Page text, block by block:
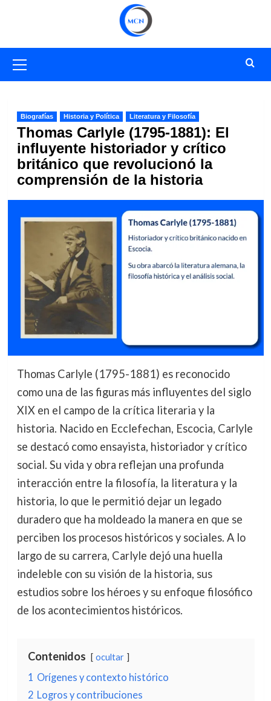
primario
Biografías Historia y Política Literatura y Filosofía
Thomas Carlyle (1795-1881): El
influyente historiador y crítico
británico que revolucionó la
comprensión de la historia
Thomas Carlyle (1795-1881) es reconocido
como una de las figuras más influyentes del siglo
XIX en el campo de la crítica literaria y la
historia. Nacido en Ecclefechan, Escocia, Carlyle
se destacó como ensayista, historiador y crítico
social. Su vida y obra reflejan una profunda
interacción entre la filosofía, la literatura y la
historia, lo que le permitió dejar un legado
duradero que ha moldeado la manera en que se
perciben los procesos históricos y sociales. A lo
largo de su carrera, Carlyle dejó una huella
indeleble con su visión de la historia, sus
estudios sobre los héroes y su enfoque filosófico
de los acontecimientos históricos.
Contenidos ocultar
1 Orígenes y contexto histórico
2 Logros y contribuciones